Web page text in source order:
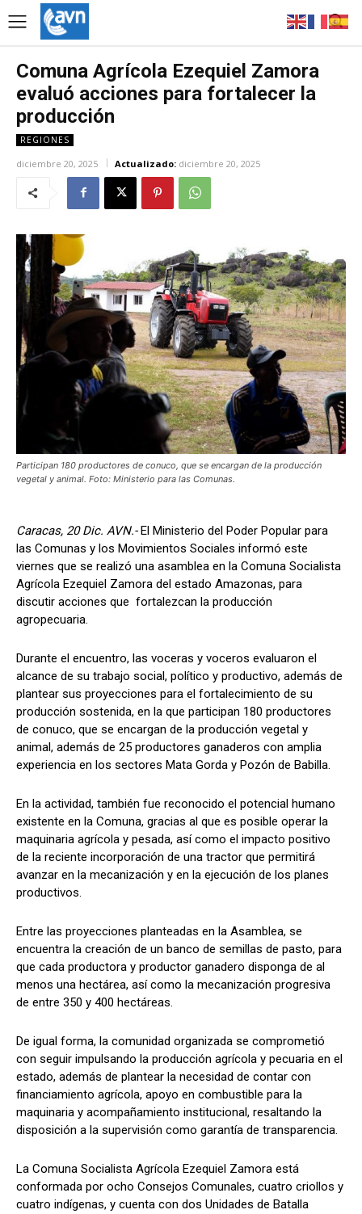
Comuna Agrícola Ezequiel Zamora
evaluó acciones para fortalecer la
producción
REGIONES
diciembre 20, 2025 Actualizado: diciembre 20, 2025
Participan 180 productores de conuco, que se encargan de la producción
vegetal y animal. Foto: Ministerio para las Comunas.
Caracas, 20 Dic. AVN.-El Ministerio del Poder Popular para
las Comunas y los Movimientos Sociales informó este
viernes que se realizó una asamblea en la Comuna Socialista
Agrícola Ezequiel Zamora del estado Amazonas, para
discutir acciones que fortalezcan la producción
agropecuaria.
Durante el encuentro, las voceras y voceros evaluaron el
alcance de su trabajo social, político y productivo, además de
plantear sus proyecciones para el fortalecimiento de su
producción sostenida, en la que participan 180 productores
de conuco, que se encargan de la producción vegetal y
animal, además de 25 productores ganaderos con amplia
experiencia en los sectores Mata Gorda y Pozón de Babilla.
En la actividad, también fue reconocido el potencial humano
existente en la Comuna, gracias al que es posible operar la
maquinaria agrícola y pesada, así como el impacto positivo
de la reciente incorporación de una tractor que permitirá
avanzar en la mecanización y en la ejecución de los planes
productivos.
Entre las proyecciones planteadas en la Asamblea, se
encuentra la creación de un banco de semillas de pasto, para
que cada productora y productor ganadero disponga de al
menos una hectárea, así como la mecanización progresiva
de entre 350 y 400 hectáreas.
De igual forma, la comunidad organizada se comprometió
con seguir impulsando la producción agrícola y pecuaria en el
estado, además de plantear la necesidad de contar con
financiamiento agrícola, apoyo en combustible para la
maquinaria y acompañamiento institucional, resaltando la
disposición a la supervisión como garantía de transparencia.
La Comuna Socialista Agrícola Ezequiel Zamora está
conformada por ocho Consejos Comunales, cuatro criollos y
cuatro indígenas, y cuenta con dos Unidades de Batalla